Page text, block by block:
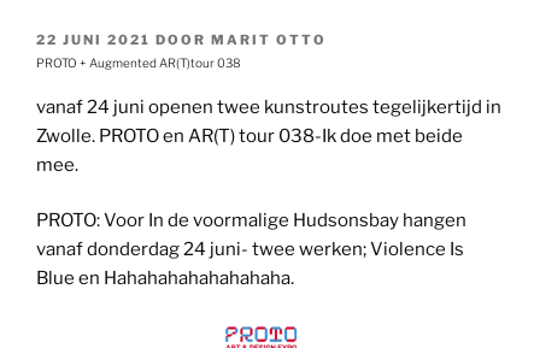
GEPLAATST
OP
22 JUNI 2021 DOOR MARIT OTTO
PROTO + Augmented AR(T)tour 038
vanaf 24 juni openen twee kunstroutes tegelijkertijd in
Zwolle. PROTO en AR(T) tour 038-Ik doe met beide
mee.
PROTO: Voor In de voormalige Hudsonsbay hangen
vanaf donderdag 24 juni- twee werken; Violence Is
Blue en Hahahahahahahahaha.